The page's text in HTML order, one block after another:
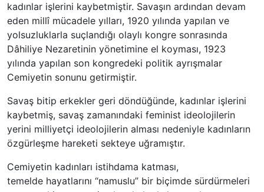
kadınlar işlerini kaybetmiştir. Savaşın ardından devam
eden millî mücadele yılları, 1920 yılında yapılan ve
yolsuzluklarla suçlandığı olaylı kongre sonrasında
Dâhiliye Nezaretinin yönetimine el koyması, 1923
yılında yapılan son kongredeki politik ayrışmalar
Cemiyetin sonunu getirmiştir.
Savaş bitip erkekler geri döndüğünde, kadınlar işlerini
kaybetmiş, savaş zamanındaki feminist ideolojilerin
yerini milliyetçi ideolojilerin alması nedeniyle kadınların
özgürleşme hareketi sekteye uğramıştır.
Cemiyetin kadınları istihdama katması,
temelde hayatlarını “namuslu” bir biçimde sürdürmeleri